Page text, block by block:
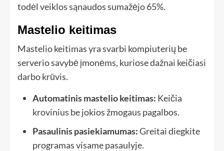
todėl veiklos sąnaudos sumažėjo 65%.
Mastelio keitimas
Mastelio keitimas yra svarbi kompiuterių be
serverio savybė įmonėms, kuriose dažnai keičiasi
darbo krūvis.
Automatinis mastelio keitimas: Keičia
krovinius be jokios žmogaus pagalbos.
Pasaulinis pasiekiamumas:Greitai diegkite
programas visame pasaulyje.